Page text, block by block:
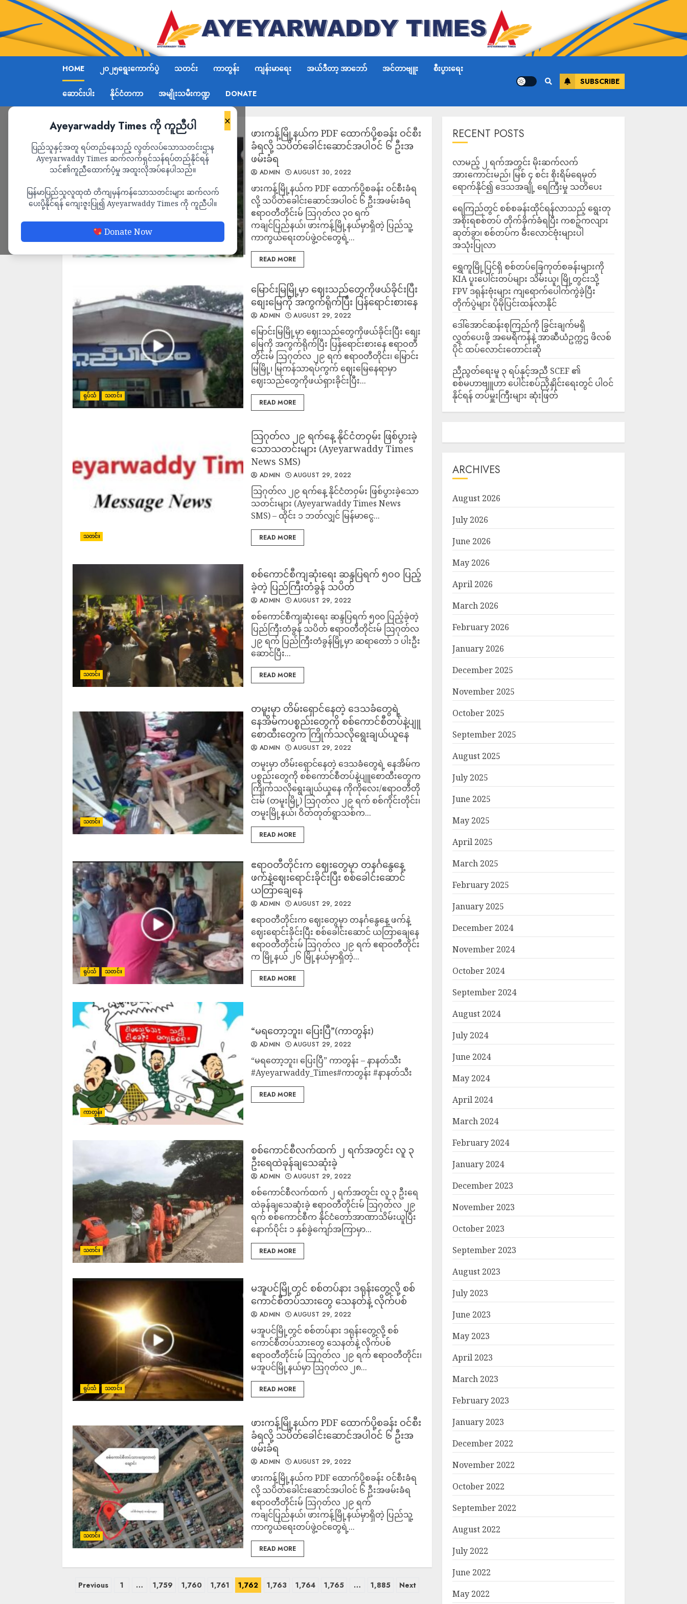
HOME ၂၀၂၅ရွေးကောက်ပွဲ သတင်း ကာတွန်း ကျန်းမာရေး အယ်ဒီတာ့ အာဘော် အင်တာဗျူး စီးပွားရေး
ဆောင်းပါး နိုင်ငံတကာ အမျိုးသမီးကဏ္ဍ DONATE
SUBSCRIBE
×
Ayeyarwaddy Times ကို ကူညီပါ
ပြည်သူနှင့်အတူ ရပ်တည်နေသည့် လွတ်လပ်သောသတင်းဌာန
Ayeyarwaddy Times ဆက်လက်ရှင်သန်ရပ်တည်နိုင်ရန်
သင်၏ကူညီထောက်ပံ့မှု အထူးလိုအပ်နေပါသည်။
မြန်မာပြည်သူလူထုထံ တိကျမှန်ကန်သောသတင်းများ ဆက်လက်
ပေးပို့နိုင်ရန် ကျေးဇူးပြု၍ Ayeyarwaddy Times ကို ကူညီပါ။
Donate Now
ဖားကန့်မြို့နယ်က PDF ထောက်ပို့စခန်း ဝင်စီး
ခံရလို့ သပိတ်ခေါင်းဆောင်အပါဝင် ၆ ဦးအ
ဖမ်းခံရ
ADMIN AUGUST 30, 2022
ဖားကန့်မြို့နယ်က PDF ထောက်ပို့စခန်း ဝင်စီးခံရ
လို့ သပိတ်ခေါင်းဆောင်အပါဝင် ၆ ဦးအဖမ်းခံရ
ဧရာဝတီတိုင်းမ် ဩဂုတ်လ ၃၀ ရက်
ကချင်ပြည်နယ်၊ ဖားကန့်မြို့နယ်မှာရှိတဲ့ ပြည်သူ့
ကာကွယ်ရေးတပ်ဖွဲ့ဝင်တွေရဲ့...
READ MORE
ရုပ်သံ သတင်း
မြောင်းမြမြို့မှာ ဈေးသည်တွေကိုဖယ်ခိုင်းပြီး
စျေးမြေကို အကွက်ရိုက်ပြီး ပြန်ရောင်းစားနေ
ADMIN AUGUST 29, 2022
မြောင်းမြမြို့မှာ ဈေးသည်တွေကိုဖယ်ခိုင်းပြီး စျေး
မြေကို အကွက်ရိုက်ပြီး ပြန်ရောင်းစားနေ ဧရာဝတီ
တိုင်းမ် ဩဂုတ်လ ၂၉ ရက် ဧရာ၀တီတိုင်း၊ မြောင်း
မြမြို့၊ မြကန်သာရပ်ကွက် ဈေးမြေနေရာမှာ
ဈေးသည်တွေကိုဖယ်ရှားခိုင်းပြီး...
READ MORE
သတင်း
သြဂုတ်လ ၂၉ ရက်နေ့ နိုင်ငံတဝှမ်း ဖြစ်ပွားခဲ့
သောသတင်းများ (Ayeyarwaddy Times
News SMS)
ADMIN AUGUST 29, 2022
သြဂုတ်လ ၂၉ ရက်နေ့ နိုင်ငံတဝှမ်း ဖြစ်ပွားခဲ့သော
သတင်းများ (Ayeyarwaddy Times News
SMS) – ထိုင်း ၁ ဘတ်လျှင် မြန်မာငွေ...
READ MORE
သတင်း
စစ်ကောင်စီကျဆုံးရေး ဆန္ဒပြရက် ၅၀၀ ပြည့်
ခဲ့တဲ့ ပြည်ကြီးတံခွန် သပိတ်
ADMIN AUGUST 29, 2022
စစ်ကောင်စီကျဆုံးရေး ဆန္ဒပြရက် ၅၀၀ ပြည့်ခဲ့တဲ့
ပြည်ကြီးတံခွန် သပိတ် ဧရာဝတီတိုင်းမ် ဩဂုတ်လ
၂၉ ရက် ပြည်ကြီးတံခွန်မြို့မှာ ဆရာတော် ၁ ပါးဦး
ဆောင်ပြီး...
READ MORE
သတင်း
တမူးမှာ တိမ်းရှောင်နေတဲ့ ​ဒေသခံတွေရဲ့
နေအိမ်ကပစ္စည်းတွေကို စစ်ကောင်စီတပ်နဲ့ပျူ
စောထီးတွေက ကြိုက်သလိုရွေးချယ်ယူနေ
ADMIN AUGUST 29, 2022
တမူးမှာ တိမ်းရှောင်နေတဲ့ ​ဒေသခံတွေရဲ့ နေအိမ်က
ပစ္စည်းတွေကို စစ်ကောင်စီတပ်နဲ့ပျူစောထီးတွေက
ကြိုက်သလိုရွေးချယ်ယူနေ ကိုကိုလေး/ဧရာဝတီတို
င်းမ် (တမူးမြို့) သြဂုတ်လ ၂၉ ရက် စစ်ကိုင်းတိုင်း၊
တမူးမြို့နယ်၊ ဝိတ်တုတ်ရွာသစ်က...
READ MORE
ရုပ်သံ သတင်း
ဧရာဝတီတိုင်းက ဈေးတွေမှာ တနင်္ဂနွေနေ့
ဖက်နဲ့ဈေးရောင်းခိုင်းပြီး စစ်ခေါင်းဆောင်
ယတြာချေနေ
ADMIN AUGUST 29, 2022
ဧရာဝတီတိုင်းက ဈေးတွေမှာ တနင်္ဂနွေနေ့ ဖက်နဲ့
ဈေးရောင်းခိုင်းပြီး စစ်ခေါင်းဆောင် ယတြာချေနေ
ဧရာဝတီတိုင်းမ် ဩဂုတ်လ ၂၉ ရက် ဧရာဝတီတိုင်း
က မြို့နယ် ၂၆ မြို့နယ်မှာရှိတဲ့...
READ MORE
ကာတွန်း
“မရတော့ဘူး၊ ပြေးပြီ”(ကာတွန်း)
ADMIN AUGUST 29, 2022
“မရတော့ဘူး၊ ပြေးပြီ” ကာတွန်း – နာနတ်သီး
#Ayeyarwaddy_Times#ကာတွန်း #နာနတ်သီး
READ MORE
သတင်း
စစ်ကောင်စီလက်ထက် ၂ ရက်အတွင်း လူ ၃
ဦးရေထဲခုန်ချသေဆုံးခဲ့
ADMIN AUGUST 29, 2022
စစ်ကောင်စီလက်ထက် ၂ ရက်အတွင်း လူ ၃ ဦးရေ
ထဲခုန်ချသေဆုံးခဲ့ ဧရာဝတီတိုင်းမ် သြဂုတ်လ ၂၉
ရက် စစ်ကောင်စီက နိုင်ငံတော်အာဏာသိမ်းယူပြီး
နောက်ပိုင်း ၁ နှစ်ခွဲကျော်အကြာမှာ...
READ MORE
ရုပ်သံ သတင်း
မအူပင်မြို့တွင် စစ်တပ်နား ဒရုန်းတွေ့လို့ စစ်
ကောင်စီတပ်သားတွေ သေနတ်နဲ့ လိုက်ပစ်
ADMIN AUGUST 29, 2022
မအူပင်မြို့တွင် စစ်တပ်နား ဒရုန်းတွေ့လို့ စစ်
ကောင်စီတပ်သားတွေ သေနတ်နဲ့ လိုက်ပစ်
ဧရာဝတီတိုင်းမ် ဩဂုတ်လ ၂၉ ရက် ဧရာဝတီတိုင်း၊
မအူပင်မြို့နယ်မှာ ဩဂုတ်လ ၂၈...
READ MORE
သတင်း
ဖားကန့်မြို့နယ်က PDF ထောက်ပို့စခန်း ဝင်စီး
ခံရလို့ သပိတ်ခေါင်းဆောင်အပါဝင် ၆ ဦးအ
ဖမ်းခံရ
ADMIN AUGUST 29, 2022
ဖားကန့်မြို့နယ်က PDF ထောက်ပို့စခန်း ဝင်စီးခံရ
လို့ သပိတ်ခေါင်းဆောင်အပါဝင် ၆ ဦးအဖမ်းခံရ
ဧရာဝတီတိုင်းမ် ဩဂုတ်လ ၂၉ ရက်
ကချင်ပြည်နယ်၊ ဖားကန့်မြို့နယ်မှာရှိတဲ့ ပြည်သူ့
ကာကွယ်ရေးတပ်ဖွဲ့ဝင်တွေရဲ့...
READ MORE
Previous 1 … 1,759 1,760 1,761 1,762 1,763 1,764 1,765 … 1,885 Next
RECENT POSTS
လာမည့် ၂ ရက်အတွင်း မိုးဆက်လက်
အားကောင်းမည်၊ မြစ် ၄ စင်း စိုးရိမ်ရေမှတ်
ရောက်နိုင်၍ ဒေသအချို့ ရေကြီးမှု သတိပေး
ရေကြည်တွင် စစ်စခန်းထိုင်ရန်လာသည့် ရွေးတု
အစိုးရစစ်တပ် တိုက်ခိုက်ခံရပြီး ကစဉ့်ကလျား
ဆုတ်ခွာ၊ စစ်တပ်က မီးလောင်ဗုံးများပါ
အသုံးပြုလာ
‎ရွှေကူမြို့ပြင်ရှိ စစ်တပ်ခြေကုတ်စခန်းများကို
KIA ပူးပေါင်းတပ်များ သိမ်းယူ၊ မြို့တွင်းသို့
FPV ဒရုန်းဗုံးများ ကျရောက်ပေါက်ကွဲခဲ့ပြီး
တိုက်ပွဲများ ပိုမိုပြင်းထန်လာနိုင်
ဒေါ်အောင်ဆန်းစုကြည်ကို ခြွင်းချက်မရှိ
လွှတ်ပေးဖို့ အမေရိကန်နဲ့ အာဆီယံဥက္ကဌ ဖိလစ်
ပိုင် ထပ်လောင်းတောင်းဆို
ညီညွတ်ရေးမူ ၃ ရပ်နှင့်အညီ SCEF ၏
စစ်မဟာဗျူဟာ ပေါင်းစပ်ညှိနှိုင်းရေးတွင် ပါဝင်
နိုင်ရန် တပ်မှူးကြီးများ ဆုံးဖြတ်
ARCHIVES
August 2026
July 2026
June 2026
May 2026
April 2026
March 2026
February 2026
January 2026
December 2025
November 2025
October 2025
September 2025
August 2025
July 2025
June 2025
May 2025
April 2025
March 2025
February 2025
January 2025
December 2024
November 2024
October 2024
September 2024
August 2024
July 2024
June 2024
May 2024
April 2024
March 2024
February 2024
January 2024
December 2023
November 2023
October 2023
September 2023
August 2023
July 2023
June 2023
May 2023
April 2023
March 2023
February 2023
January 2023
December 2022
November 2022
October 2022
September 2022
August 2022
July 2022
June 2022
May 2022